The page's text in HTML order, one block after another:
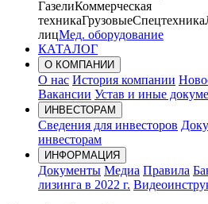
ГазелиКоммерческая
техникаГрузовыеСпецтехника
лицМед. оборудование
КАТАЛОГ
О КОМПАНИИ
О нас История компании
Вакансии Устав и иные
ИНВЕСТОРАМ
Сведения для инвесторов
инвесторам
ИНФОРМАЦИЯ
Документы Медиа Правила
лизинга в 2022 г.